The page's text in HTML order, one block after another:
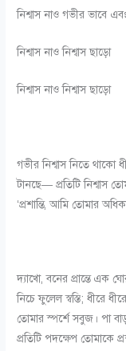
নিশ্বাস নাও গভীর ভাবে
নিশ্বাস নাও নিশ্বাস ছাড়ো
নিশ্বাস নাও নিশ্বাস ছাড়ো
গভীর নিশ্বাস নিতে থাকো
টানছে— প্রতিটি নিশ্বাস
‘প্রশান্তি, আমি তোমার
দ্যাখো, বনের প্রান্তে এক
নিচে ফুলেল স্বস্তি; ধীরে
তোমার স্পর্শে সবুজ। পা
প্রতিটি পদক্ষেপ তোমাকে